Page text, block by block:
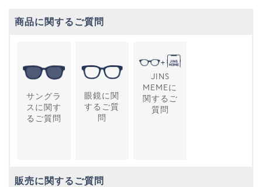
商品に関するご質問
サングラ
スに関す
るご質問
眼鏡に関
するご質
問
JINS
MEMEに
関するご
質問
販売に関するご質問